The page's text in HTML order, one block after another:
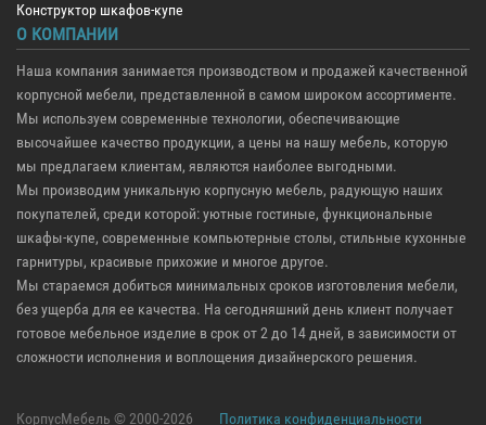
Конструктор шкафов-купе
О КОМПАНИИ
Наша компания занимается производством и продажей качественной
корпусной мебели, представленной в самом широком ассортименте.
Мы используем современные технологии, обеспечивающие
высочайшее качество продукции, а цены на нашу мебель, которую
мы предлагаем клиентам, являются наиболее выгодными.
Мы производим уникальную корпусную мебель, радующую наших
покупателей, среди которой: уютные гостиные, функциональные
шкафы-купе, современные компьютерные столы, стильные кухонные
гарнитуры, красивые прихожие и многое другое.
Мы стараемся добиться минимальных сроков изготовления мебели,
без ущерба для ее качества. На сегодняшний день клиент получает
готовое мебельное изделие в срок от 2 до 14 дней, в зависимости от
сложности исполнения и воплощения дизайнерского решения.
КорпусМебель © 2000-2026 Политика конфиденциальности